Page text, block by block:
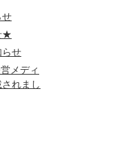
★
せ
メディ
れまし